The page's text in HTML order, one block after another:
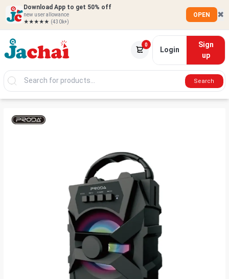
Download App to get 50% off
new user allowance
★★★★★ (430k+)
OPEN ✖
0
Login
Sign
up
Search